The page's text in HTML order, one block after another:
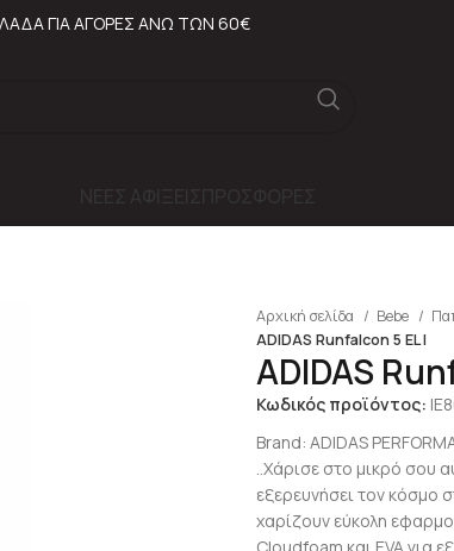
ΓΙΑ ΑΓΟΡΕΣ ΑΝΩ ΤΩΝ 60€
Αρχική σελίδα Bebe
ADIDAS Runfalcon 5 EL I
ADIDAS
Κωδικός προϊόντος:
Brand: ADIDAS
..Χάρισε στο μικρό σου
εξερευνήσει τον κόσμο
χαρίζουν εύκολη